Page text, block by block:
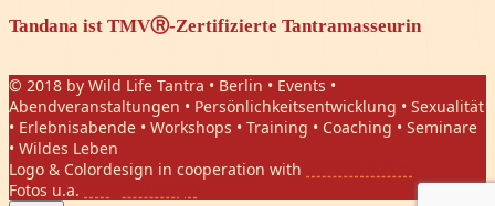
Tandana ist TMVⓇ-Zertifizierte Tantramasseurin
© 2018 by Wild Life Tantra • Berlin • Events •
Abendveranstaltungen • Persönlichkeitsentwicklung • Sexualität
• Erlebnisabende • Workshops • Training • Coaching • Seminare
• Wildes Leben
Logo & Colordesign in cooperation with
Fotos u.a.